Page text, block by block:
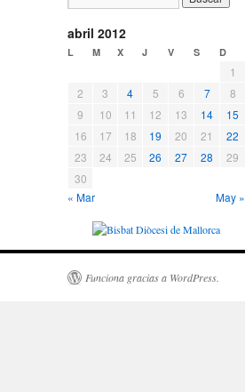
abril 2012
L M X J V S D
1
2
3 4 5 6 7
8
9
10 11 12 13 14
15
16
17 18 19 20 21
22
23
24 25 26 27 28
29
30
« Mar
May »
Funciona gracias a WordPress.